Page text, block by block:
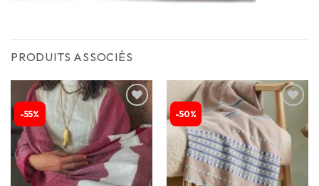
PRODUITS ASSOCIÉS
-55%
Ajouter
liste
d’envies
-50%
Ajouter
à la
liste
d’envies